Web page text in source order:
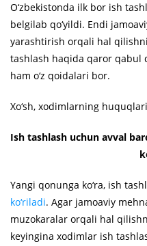
O‘zbekistonda ilk bor ish
belgilab qo‘yildi. Endi
yarashtirish orqali hal
tashlash haqida qaror
ham o‘z qoidalari bor.
Xo‘sh, xodimlarning
Ish tashlash uchun avval
Yangi qonunga ko‘ra, ish
ko‘riladi. Agar jamoaviy
muzokaralar orqali hal
keyingina xodimlar ish